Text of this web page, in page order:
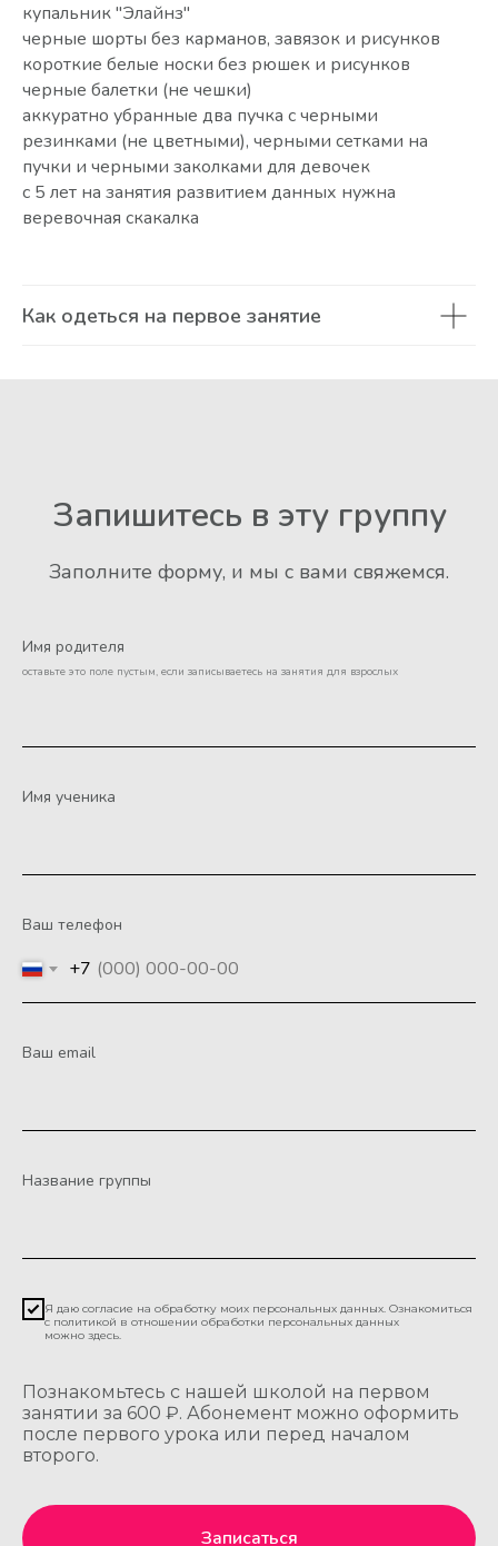
купальник "Элайнз"
черные шорты без карманов, завязок и рисунков
короткие белые носки без рюшек и рисунков
черные балетки (не чешки)
аккуратно убранные два пучка с черными
резинками (не цветными), черными сетками на
пучки и черными заколками для девочек
с 5 лет на занятия развитием данных нужна
веревочная скакалка
Как одеться на первое занятие
Запишитесь в эту группу
Заполните форму, и мы с вами свяжемся.
Имя родителя
оставьте это поле пустым, если записываетесь на занятия для взрослых
Имя ученика
Ваш телефон
+7
Ваш email
Название группы
Я даю согласие на обработку моих персональных данных. Ознакомиться
с политикой в отношении обработки персональных данных
можно здесь.
Познакомьтесь с нашей школой на первом
занятии за 600 ₽. Абонемент можно оформить
после первого урока или перед началом
второго.
Записаться